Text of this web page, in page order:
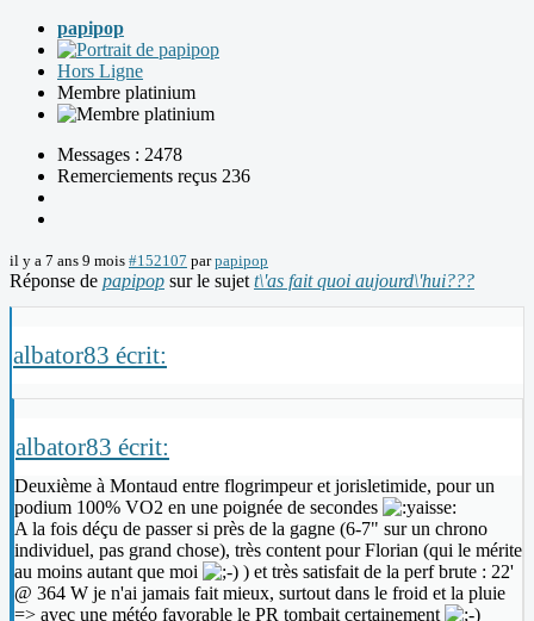
papipop
Hors Ligne
Membre platinium
Messages : 2478
Remerciements reçus 236
il y a 7 ans 9 mois #152107 parpapipop
Réponse de papipop sur le sujet t\'as fait quoi aujourd\'hui???
albator83 écrit:
albator83 écrit:
Deuxième à Montaud entre flogrimpeur et jorisletimide, pour un
podium 100% VO2 en une poignée de secondes
A la fois déçu de passer si près de la gagne (6-7" sur un chrono
individuel, pas grand chose), très content pour Florian (qui le mérite
au moins autant que moi
) et très satisfait de la perf brute : 22'
@ 364 W je n'ai jamais fait mieux, surtout dans le froid et la pluie
=> avec une météo favorable le PR tombait certainement